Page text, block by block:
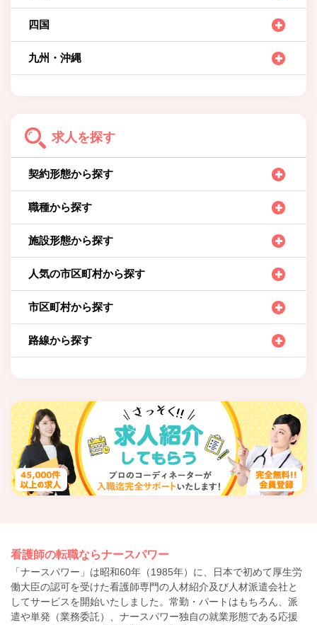
四国
九州・沖縄
求人を探す
契約形態から探す
職種から探す
施設形態から探す
人気の市区町村から探す
市区町村から探す
路線から探す
看護師の転職ならナースパワー
「ナースパワー」は昭和60年（1985年）に、日本で初めて厚生労
働大臣の認可を受けた看護師専門の人材紹介及び人材派遣会社と
してサービスを開始いたしました。常勤・パートはもちろん、派
遣や単発（業務委託）、ナースパワー独自の就業形態である応援